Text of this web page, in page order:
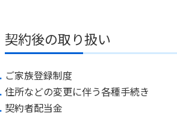
契約後の取り扱い
ご家族登録制度
住所などの変更に伴う各種手続き
契約者配当金